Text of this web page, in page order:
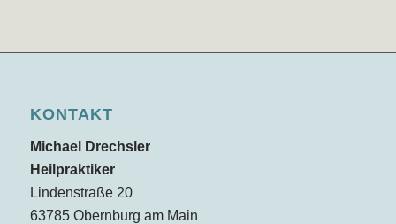
KONTAKT
Michael Drechsler
Heilpraktiker
Lindenstraße 20
63785 Obernburg am Main